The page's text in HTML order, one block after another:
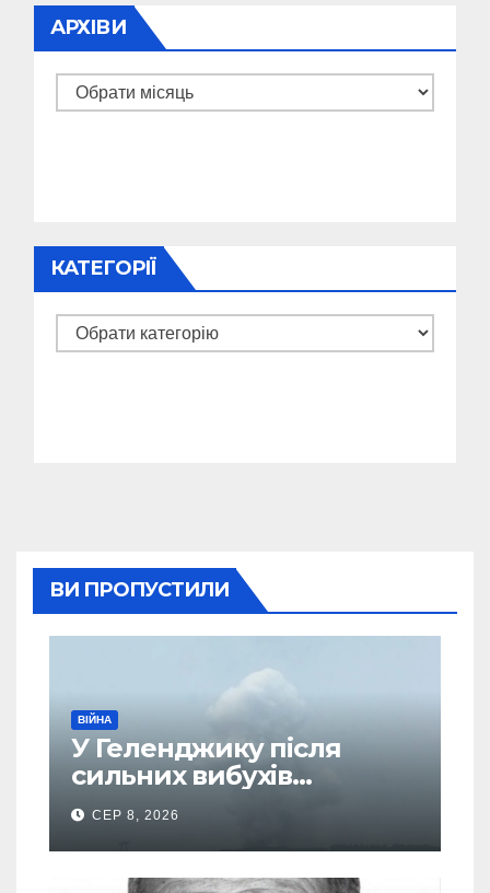
АРХІВИ
Архіви
КАТЕГОРІЇ
Категорії
ВИ ПРОПУСТИЛИ
ВІЙНА
У Геленджику після
сильних вибухів
почалася масова
евакуація
СЕР 8, 2026